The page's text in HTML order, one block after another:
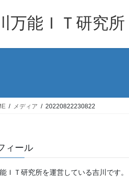
万能ＩＴ研究所
メディア 20220822230822
ィール
ＩＴ研究所を運営している吉川です。